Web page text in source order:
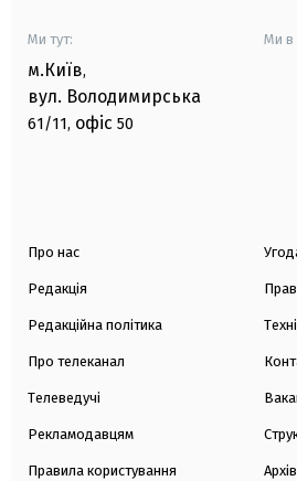
Ми тут:
м.Київ,
вул. Володимирська
61/11, офіс 50
Ми в
Про нас
Редакція
Редакційна політика
Про телеканал
Телеведучі
Рекламодавцям
Правила користування Архів